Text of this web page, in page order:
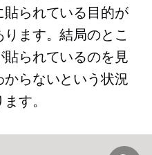
られている目的が
ます。結局のとこ
られているのを見
らないという状況
す。